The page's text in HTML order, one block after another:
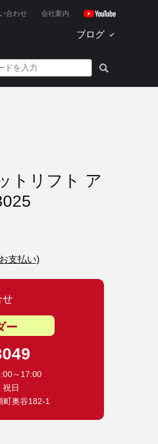
合わせ 会社案内
ブログ
トリフト ア
支払い)
せ
ー
～17:00
日
町奥谷182-1